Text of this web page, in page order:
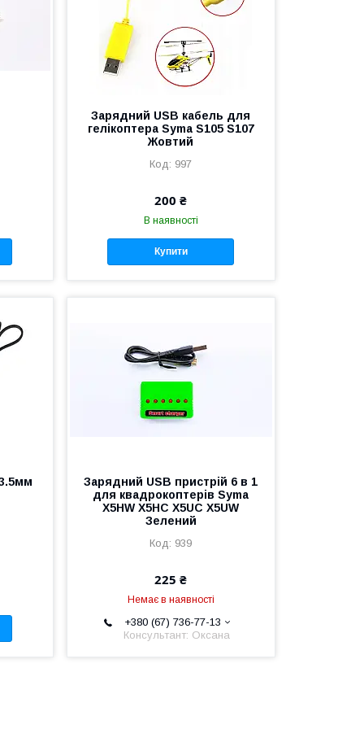
Зарядний USB кабель для
гелікоптера Syma S105 S107
Жовтий
997
200 ₴
В наявності
Купити
Зарядний USB пристрій 6 в 1
для квадрокоптерів Syma
X5HW X5HC X5UC X5UW
Зелений
939
225 ₴
Немає в наявності
+380 (67) 736-77-13
Консультант: Оксана